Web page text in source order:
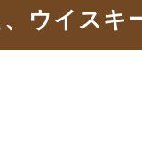
ウイスキ